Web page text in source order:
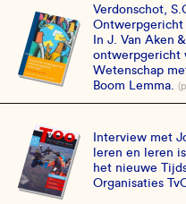
Verdonschot,
Ontwerpgericht
In J. Van Aken
ontwerpgericht
Wetenschap
Boom Lemma.
Interview met
leren en leren
het nieuwe
Organisaties